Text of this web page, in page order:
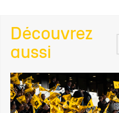
Découvrez
aussi